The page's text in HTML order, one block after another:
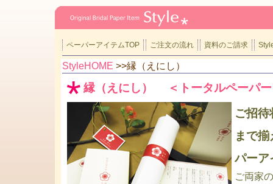
ペーパーアイテムTOP ご注文の流れ 資料のご請求
StyleHOME >>縁（えにし）
縁（えにし） ＜トータルペーパー
ご招
まで
パーア
ご両家